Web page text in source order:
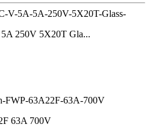
250V 5X20T Gla...
63A 700V